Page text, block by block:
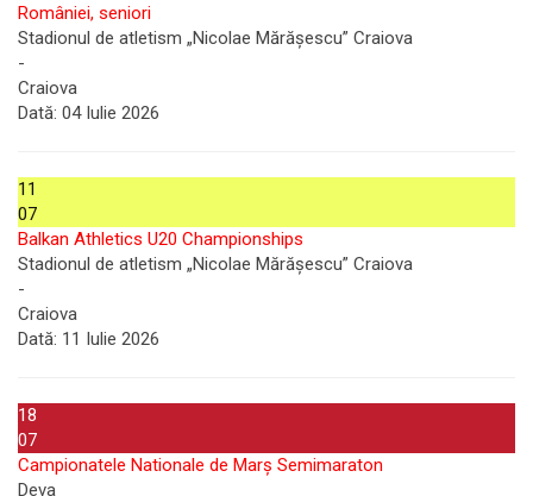
României, seniori
Stadionul de atletism „Nicolae Mărășescu” Craiova
-
Craiova
Dată: 04 Iulie 2026
11
07
Balkan Athletics U20 Championships
Stadionul de atletism „Nicolae Mărășescu” Craiova
-
Craiova
Dată: 11 Iulie 2026
18
07
Campionatele Nationale de Marș Semimaraton
Deva